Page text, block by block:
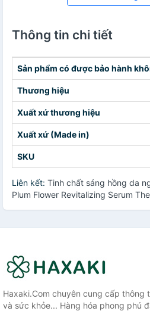
Thông tin chi tiết
Sản phẩm có được bảo hành
Thương hiệu
Xuất xứ thương hiệu
Xuất xứ (Made in)
SKU
Liên kết: Tinh chất sáng hồng da
Plum Flower Revitalizing Serum
Haxaki.Com chuyên cung cấp thông
và sức khỏe... Hàng hóa phong phú